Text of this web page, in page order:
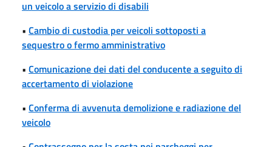
un veicolo a servizio di disabili
• Cambio di custodia per veicoli sottoposti a
sequestro o fermo amministrativo
• Comunicazione dei dati del conducente a seguito di
accertamento di violazione
• Conferma di avvenuta demolizione e radiazione del
veicolo